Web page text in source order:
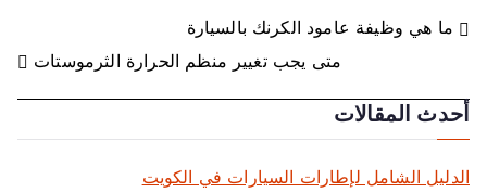
ت
فّ
ح
ما هي وظيفة عامود الكرنك بالسيارة
متى يجب تغيير منظم الحرارة الثرموستات
أحدث المقالات
الدليل الشامل لإطارات السيارات في الكويت